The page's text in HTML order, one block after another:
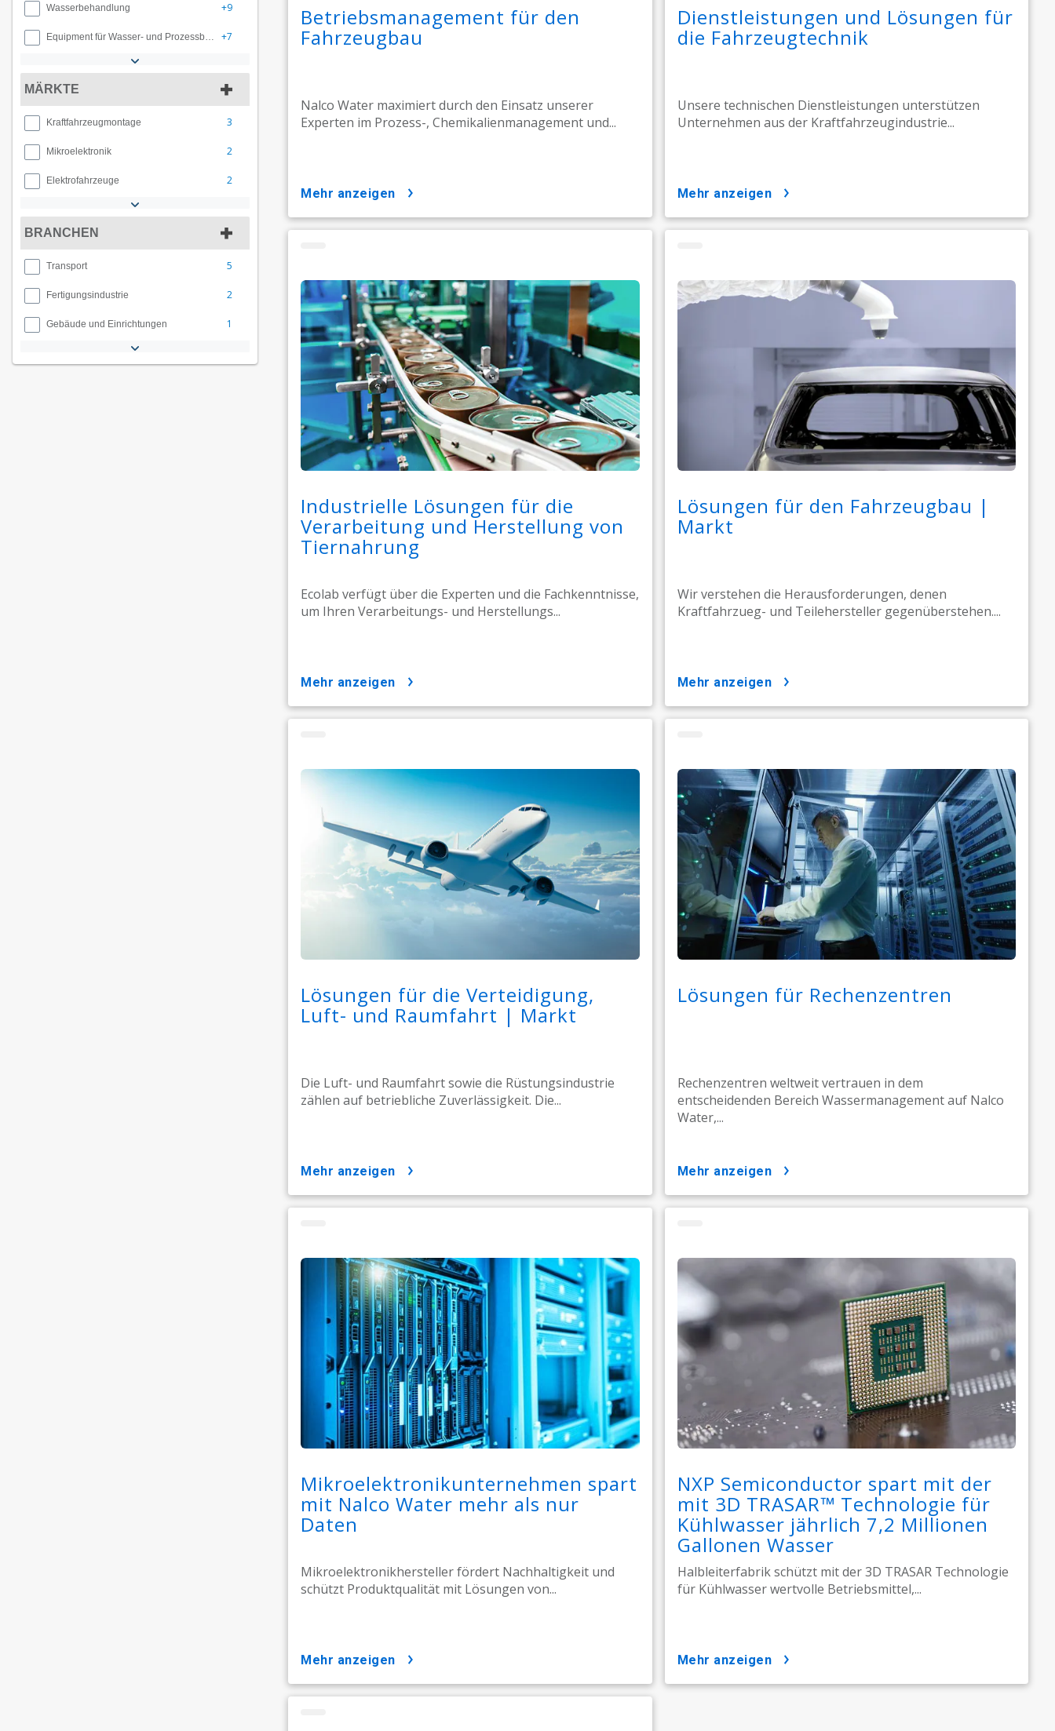
Wasserbehandlung +9
Equipment für Wasser- und Prozessbehandlung +7
MÄRKTE
Kraftfahrzeugmontage 3
Mikroelektronik 2
Elektrofahrzeuge 2
BRANCHEN
Transport 5
Fertigungsindustrie 2
Gebäude und Einrichtungen 1
Betriebsmanagement für den
Fahrzeugbau
Nalco Water maximiert durch den Einsatz unserer
Experten im Prozess-, Chemikalienmanagement und...
mehr anzeigen
Dienstleistungen und Lösungen für
die Fahrzeugtechnik
Unsere technischen Dienstleistungen unterstützen
Unternehmen aus der Kraftfahrzeugindustrie...
mehr anzeigen
Industrielle Lösungen für die
Verarbeitung und Herstellung von
Tiernahrung
Ecolab verfügt über die Experten und die Fachkenntnisse,
um Ihren Verarbeitungs- und Herstellungs...
mehr anzeigen
Lösungen für den Fahrzeugbau |
Markt
Wir verstehen die Herausforderungen, denen
Kraftfahrzueg- und Teilehersteller gegenüberstehen....
mehr anzeigen
Lösungen für die Verteidigung,
Luft- und Raumfahrt | Markt
Die Luft- und Raumfahrt sowie die Rüstungsindustrie
zählen auf betriebliche Zuverlässigkeit. Die...
mehr anzeigen
Lösungen für Rechenzentren
Rechenzentren weltweit vertrauen in dem
entscheidenden Bereich Wassermanagement auf Nalco
Water,...
mehr anzeigen
Mikroelektronikunternehmen spart
mit Nalco Water mehr als nur
Daten
Mikroelektronikhersteller fördert Nachhaltigkeit und
schützt Produktqualität mit Lösungen von...
mehr anzeigen
NXP Semiconductor spart mit der
mit 3D TRASAR™ Technologie für
Kühlwasser jährlich 7,2 Millionen
Gallonen Wasser
Halbleiterfabrik schützt mit der 3D TRASAR Technologie
für Kühlwasser wertvolle Betriebsmittel,...
mehr anzeigen